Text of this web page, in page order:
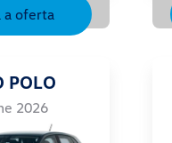
a oferta
POLO
2026